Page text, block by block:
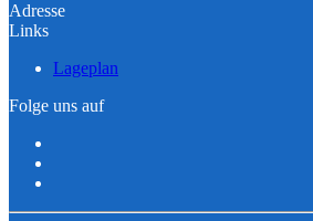
Adresse
Links
Lageplan
Folge uns auf